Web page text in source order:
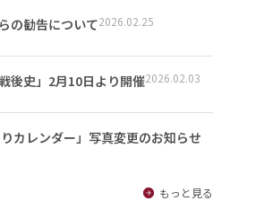
の勧告について2026.02.25
後史」2月10日より開催2026.02.03
りカレンダー」写真変更のお知らせ
もっと見る